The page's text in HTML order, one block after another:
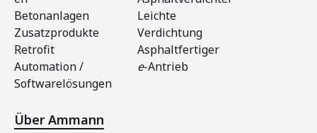
Betonanlagen
Zusatzprodukte
Retrofit
Automation /
Softwarelösungen
Leichte
Verdichtung
Asphaltfertiger
e-Antrieb
Über Ammann